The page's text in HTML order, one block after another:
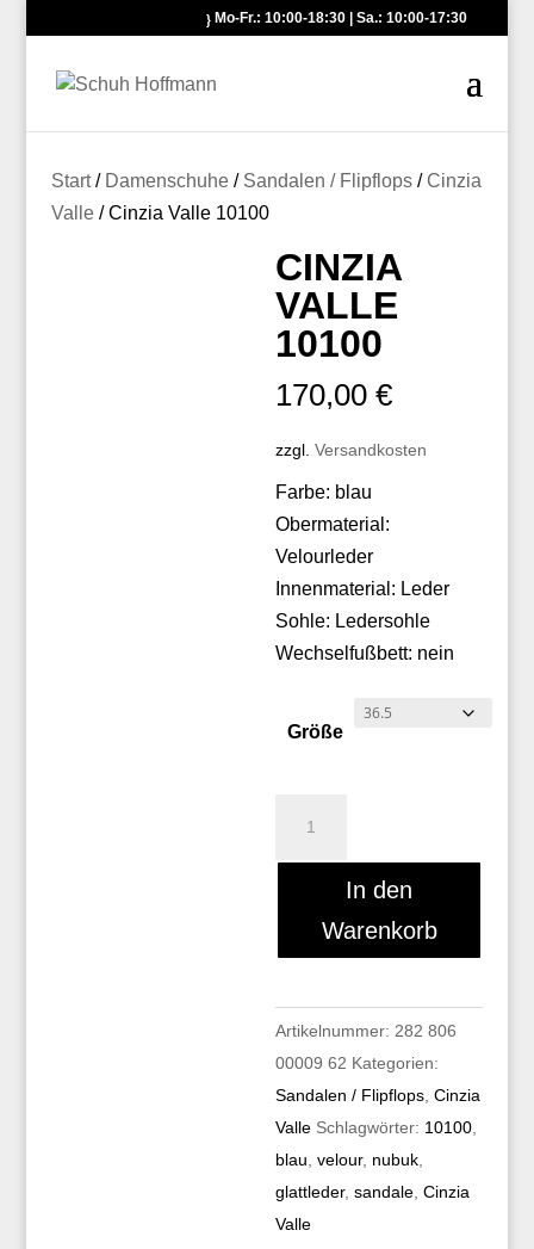
Mo-Fr.: 10:00-18:30 | Sa.: 10:00-17:30
Start/ Damenschuhe/ Sandalen / Flipflops/Cinzia
Valle/ Cinzia Valle 10100
CINZIA
VALLE
10100
170,00€
zzgl.Versandkosten
Farbe: blau
Obermaterial:
Velourleder
Innenmaterial: Leder
Sohle: Ledersohle
Wechselfußbett: nein
Größe
In den
Warenkorb
Artikelnummer: 282 806
00009 62 Kategorien:
Sandalen / Flipflops ,Cinzia
Valle Schlagwörter: 10100
blau ,velour, nubuk
glattleder,sandale ,Cinzia
Valle